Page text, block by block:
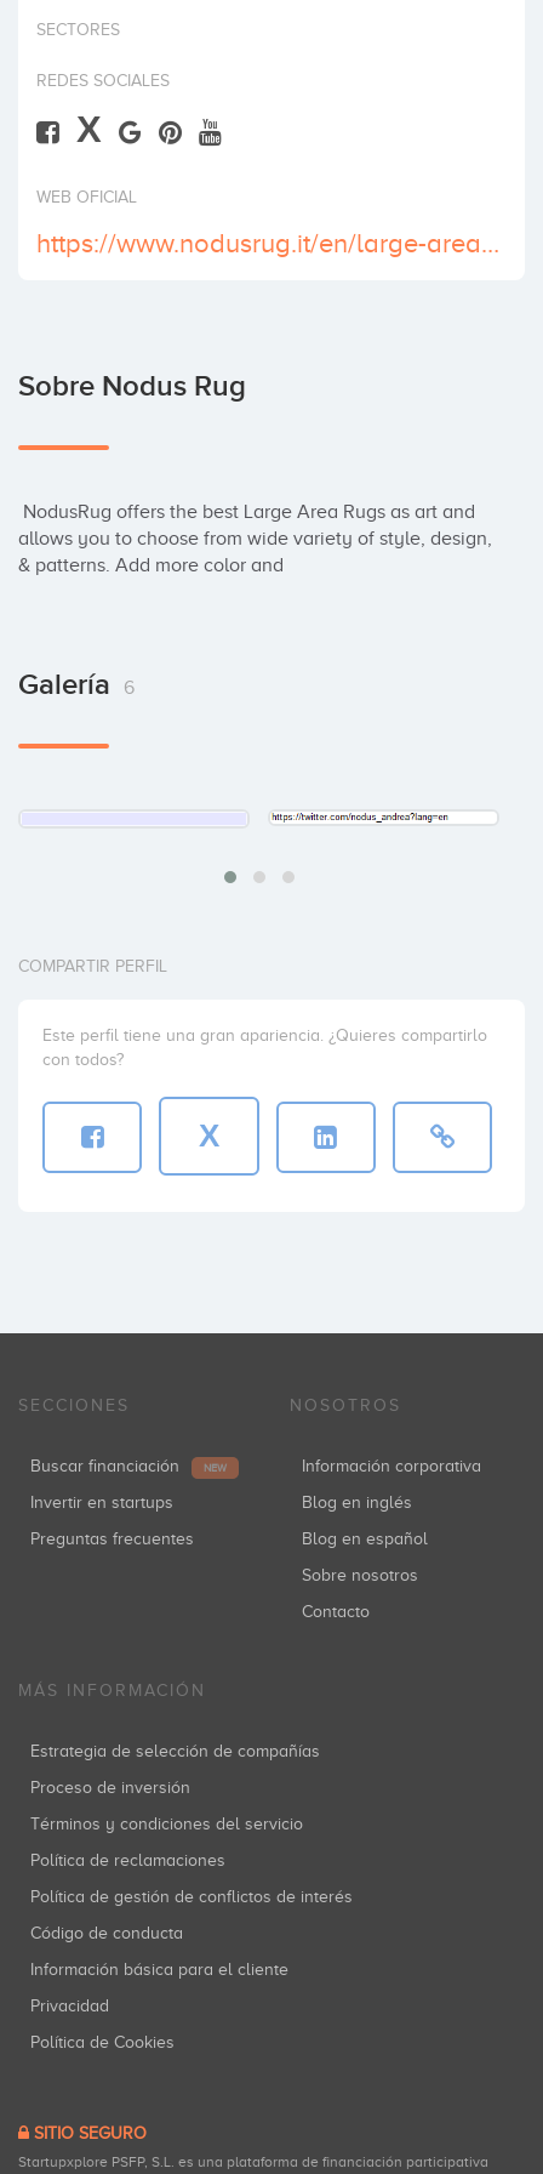
Invertir
SECTORES
REDES SOCIALES
X
WEB OFICIAL
https://www.nodusrug.it/en/large-area-rugs.php
Sobre Nodus Rug
allows you to choose from wide variety of style, design,
& patterns. Add more color and
Galería 6
COMPARTIR PERFIL
Este perfil tiene una gran apariencia. ¿Quieres compartirlo
con todos?
X
SECCIONES
Buscar financiación NEW
Invertir en startups
Preguntas frecuentes
NOSOTROS
Información corporativa
Blog en inglés
Blog en español
Sobre nosotros
Contacto
MÁS INFORMACIÓN
Estrategia de selección de compañías
Proceso de inversión
Términos y condiciones del servicio
Política de reclamaciones
Política de gestión de conflictos de interés
Código de conducta
Información básica para el cliente
Privacidad
Política de Cookies
SITIO SEGURO
Startupxplore PSFP, S.L. es una plataforma de financiación participativa